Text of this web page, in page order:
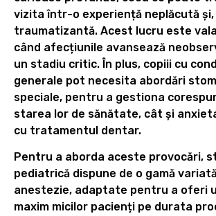
vizita într-o experiență neplăcută și,
traumatizantă. Acest lucru este
când afecțiunile avansează
un stadiu critic. În plus, copiii cu
generale pot necesita abordări
speciale, pentru a gestiona
starea lor de sănătate, cât și
cu tratamentul dentar.
Pentru a aborda aceste provocări,
pediatrică dispune de o gamă
anestezie, adaptate pentru a oferi
maxim micilor pacienți pe durata